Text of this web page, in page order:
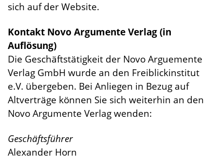
sich auf der Website.
Kontakt Novo Argumente Verlag (in
Auflösung)
Die Geschäftstätigkeit der Novo Arguemente
Verlag GmbH wurde an den Freiblickinstitut
e.V. übergeben. Bei Anliegen in Bezug auf
Altverträge können Sie sich weiterhin an den
Novo Argumente Verlag wenden:
Geschäftsführer
Alexander Horn